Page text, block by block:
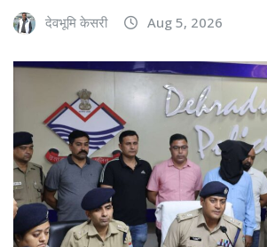
देवभूमि केसरी Aug 5, 2026